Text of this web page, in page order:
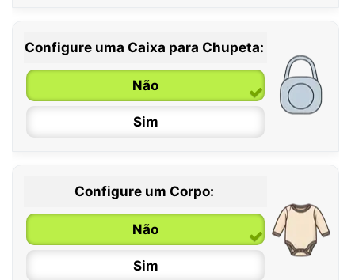
Configure uma Caixa para Chupeta:
Não
Sim
Configure um Corpo:
Não
Sim